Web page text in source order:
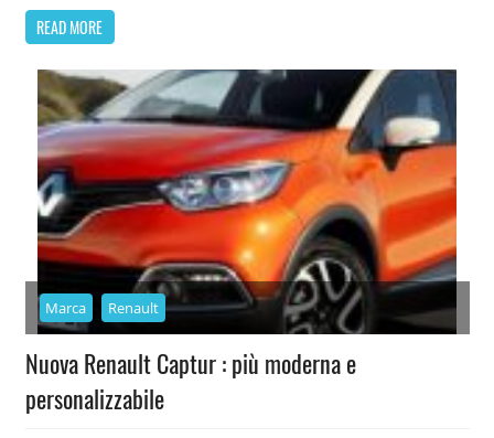
READ MORE
Marca Renault
Nuova Renault Captur : più moderna e
personalizzabile